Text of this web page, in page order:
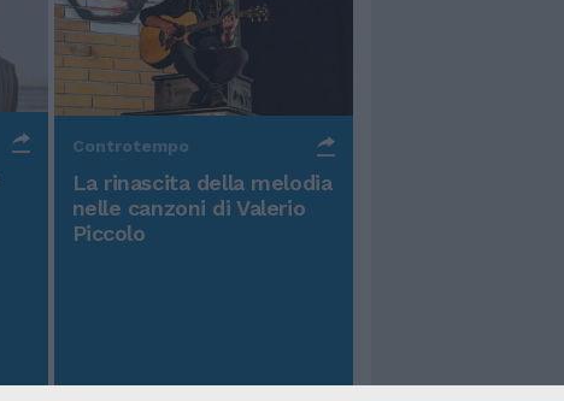
Controtempo
La rinascita della melodia
nelle canzoni di Valerio
Piccolo